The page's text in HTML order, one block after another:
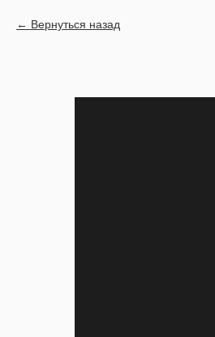
Вернуться назад